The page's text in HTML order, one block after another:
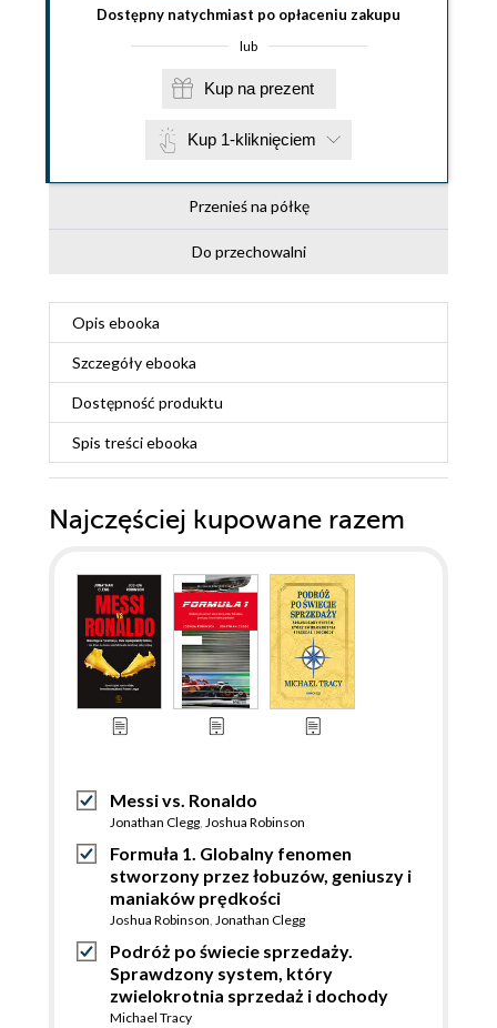
Dostępny natychmiast po opłaceniu zakupu
lub
Kup na prezent
Kup 1-kliknięciem
Przenieś na półkę
Do przechowalni
Opis ebooka
Szczegółyebooka
Dostępność produktu
Spis treściebooka
Najczęściej kupowane razem
Messi vs. Ronaldo
Jonathan Clegg Joshua Robinson
Formuła 1. Globalny fenomen
stworzony przez łobuzów, geniuszy i
maniaków prędkości
Joshua Robinson Jonathan Clegg
Podróż po świecie sprzedaży.
Sprawdzony system, który
zwielokrotnia sprzedaż i dochody
Michael Tracy